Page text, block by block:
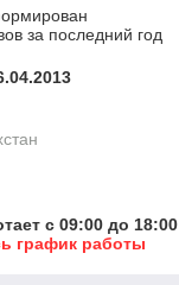
за последний год
с 09:00 до 18:00
график работы